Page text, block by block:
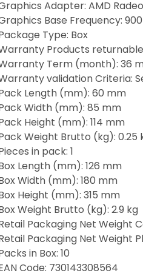
Adapter: AMD
Base Frequency: 900
Type: Box
Products
Term (month): 36
validation Criteria:
Length (mm): 60 mm
Width (mm): 85 mm
Height (mm): 114 mm
Weight Brutto (kg): 0.25
in pack: 1
Length (mm): 126 mm
Width (mm): 180 mm
Height (mm): 315 mm
Weight Brutto (kg): 2.9 kg
Packaging Net Weight
Packaging Net Weight
in Box: 10
Code: 730143308564